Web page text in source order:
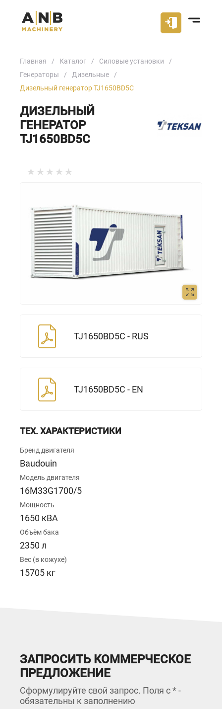
Главная Каталог
Силовые установки
Генераторы
Дизельные
Дизельный генератор TJ1650BD5C
ДИЗЕЛЬНЫЙ
ГЕНЕРАТОР
TJ1650BD5C
TJ1650BD5C - RUS
TJ1650BD5C - EN
ТЕХ. ХАРАКТЕРИСТИКИ
Бренд двигателя
Baudouin
Модель двигателя
16M33G1700/5
Мощность
1650 кВА
Объём бака
2350 л
Вес (в кожухе)
15705 кг
ЗАПРОСИТЬ КОММЕРЧЕСКОЕ
ПРЕДЛОЖЕНИЕ
Сформулируйте свой запрос. Поля с * -
обязательны к заполнению